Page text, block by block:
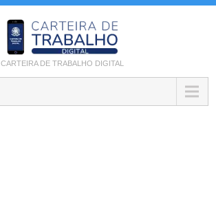
CARTEIRA DE TRABALHO DIGITAL